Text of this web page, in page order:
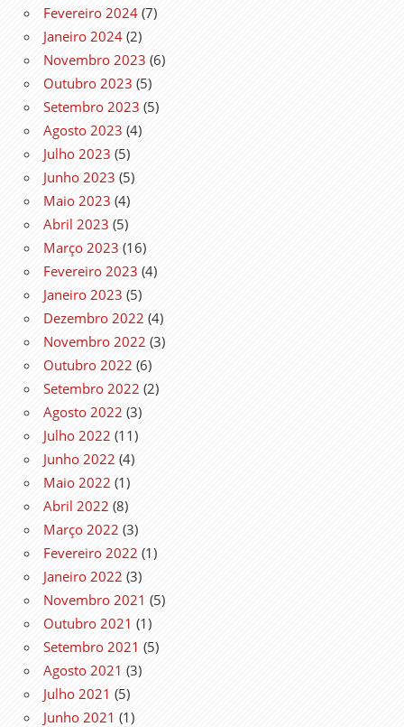
Fevereiro 2024 (7)
Janeiro 2024 (2)
Novembro 2023 (6)
Outubro 2023 (5)
Setembro 2023 (5)
Agosto 2023 (4)
Julho 2023 (5)
Junho 2023 (5)
Maio 2023 (4)
Abril 2023 (5)
Março 2023 (16)
Fevereiro 2023 (4)
Janeiro 2023 (5)
Dezembro 2022 (4)
Novembro 2022 (3)
Outubro 2022 (6)
Setembro 2022 (2)
Agosto 2022 (3)
Julho 2022 (11)
Junho 2022 (4)
Maio 2022 (1)
Abril 2022 (8)
Março 2022 (3)
Fevereiro 2022 (1)
Janeiro 2022 (3)
Novembro 2021 (5)
Outubro 2021 (1)
Setembro 2021 (5)
Agosto 2021 (3)
Julho 2021 (5)
Junho 2021 (1)